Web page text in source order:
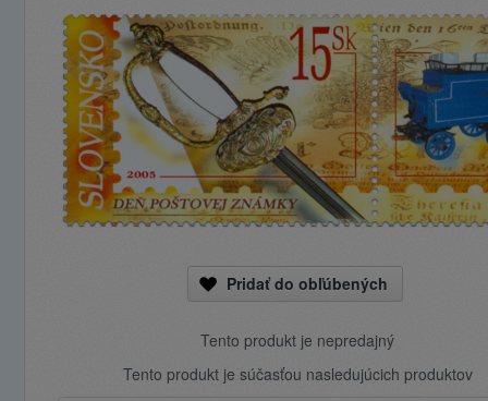
Pridať do obľúbených
Tento produkt je nepredajný
Tento produkt je súčasťou nasledujúcich produktov